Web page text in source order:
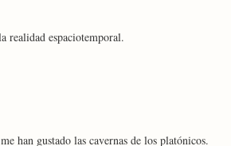
realidad espaciotemporal.
han gustado las cavernas de los platónicos.